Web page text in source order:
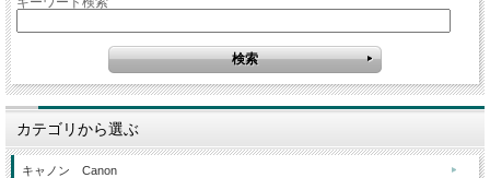
カテゴリから選ぶ
キャノン Canon